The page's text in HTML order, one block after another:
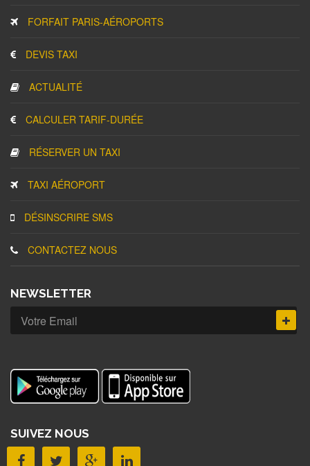
FORFAIT PARIS-AÉROPORTS
DEVIS TAXI
ACTUALITÉ
CALCULER TARIF-DURÉE
RÉSERVER UN TAXI
TAXI AÉROPORT
DÉSINSCRIRE SMS
CONTACTEZ NOUS
NEWSLETTER
SUIVEZ NOUS